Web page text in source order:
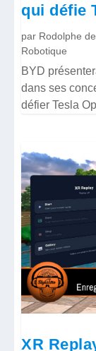
qui défie
par Rodolphe
Robotique
BYD
dans ses
défier Tesla
XR